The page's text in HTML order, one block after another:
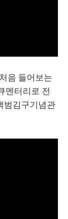
음 들어보는
멘터리로 전
범김구기념관